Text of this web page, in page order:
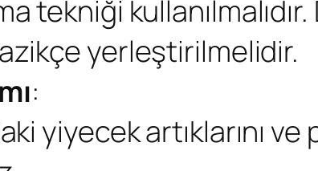
tekniği
yerleştirilmelidir.
:
yiyecek artıklarını